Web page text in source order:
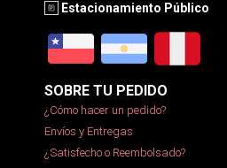
Estacionamiento Público
SOBRE TU PEDIDO
¿Cómo hacer un pedido?
Envíos y Entregas
¿Satisfecho o Reembolsado?